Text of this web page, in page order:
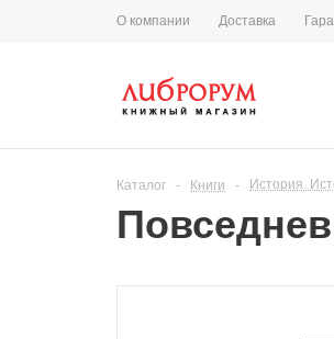
О компании Доставка
Каталог - Книги - История.